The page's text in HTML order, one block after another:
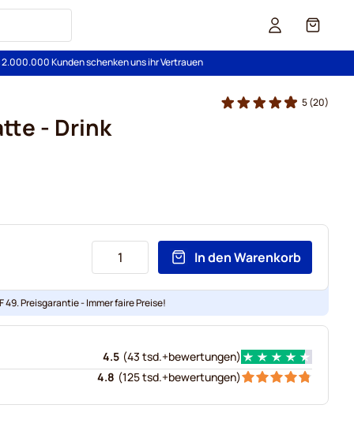
Cart
2.000.000 Kunden schenken uns ihr Vertrauen
- Drink
5(20)
In den Warenkorb
49. Preisgarantie - Immer faire Preise!
4.5 (43 tsd.+bewertungen)
4.8 (125 tsd.+bewertungen)